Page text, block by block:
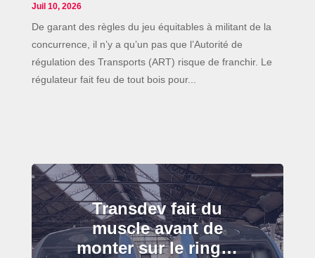
Juil 10, 2026
De garant des règles du jeu équitables à militant de la
concurrence, il n’y a qu’un pas que l’Autorité de
régulation des Transports (ART) risque de franchir. Le
régulateur fait feu de tout bois pour...
Transdev fait du
muscle avant de
monter sur le ring…